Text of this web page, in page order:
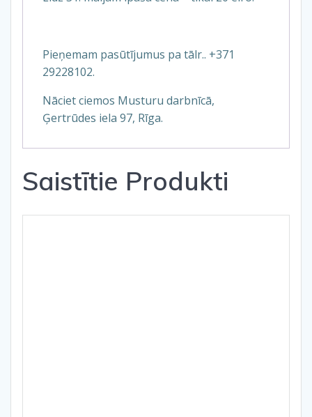
Pieņemam pasūtījumus pa tālr.. +371
29228102.
Nāciet ciemos Musturu darbnīcā,
Ģertrūdes iela 97, Rīga.
Saistītie Produkti